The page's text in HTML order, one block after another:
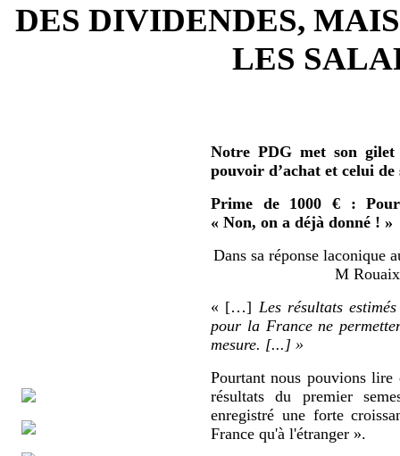
DES DIVIDENDES,
LES
Notre PDG met son
pouvoir d’achat et celui de
Prime de 1000 € :
« Non, on a déjà donné ! »
Dans sa réponse laconique
M
« […] Les résultats
pour la France ne
mesure. [...] »
Pourtant nous pouvions lire
résultats du premier
enregistré une forte
France qu'à l'étranger ».